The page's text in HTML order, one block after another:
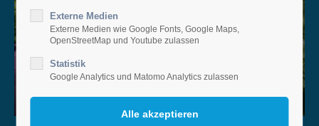
Externe Medien
Externe Medien wie Google Fonts, Google Maps,
OpenStreetMap und Youtube zulassen
Statistik
Google Analytics und Matomo Analytics zulassen